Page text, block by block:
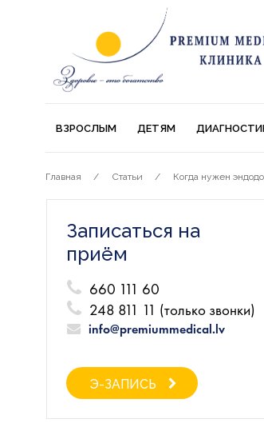
ВЗРОСЛЫМ ДЕТЯМ
Главная Статьи Когда нужен
Записаться на
приём
660 111 60
248 811 11 (только звонки)
info@premiummedical.lv
Э-ЗАПИСЬ